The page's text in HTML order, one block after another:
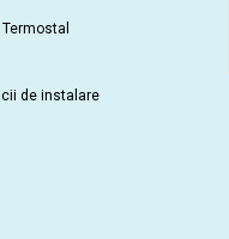
de instalare